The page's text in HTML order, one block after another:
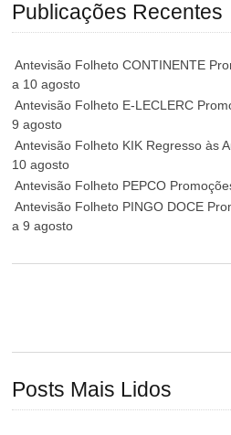
Publicações Recentes
Antevisão Folheto CONTINENTE
a 10 agosto
Antevisão Folheto E-LECLERC
9 agosto
Antevisão Folheto KIK Regresso às
10 agosto
Antevisão Folheto PEPCO
Antevisão Folheto PINGO DOCE
a 9 agosto
Posts Mais Lidos